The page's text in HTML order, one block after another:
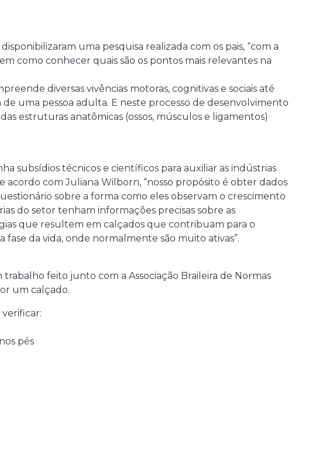
uma pesquisa realizada com os pais, “com a
como conhecer quais são os pontos mais relevantes na
diversas vivências motoras, cognitivas e sociais até
uma pessoa adulta. E neste processo de desenvolvimento
estruturas anatômicas (ossos, músculos e ligamentos)
subsídios técnicos e científicos para auxiliar as indústrias
com Juliana Wilborn, “nosso propósito é obter dados
sobre a forma como eles observam o crescimento
do setor tenham informações precisas sobre as
que resultem em calçados que contribuam para o
da vida, onde normalmente são muito ativas”.
feito junto com a Associação Braileira de Normas
um calçado.
pés